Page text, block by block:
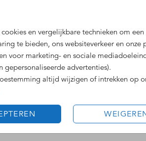
en vergelijkbare technieken om
te bieden, ons websiteverkeer en onze
voor marketing- en sociale
gepersonaliseerde advertenties).
altijd wijzigen of intrekken op